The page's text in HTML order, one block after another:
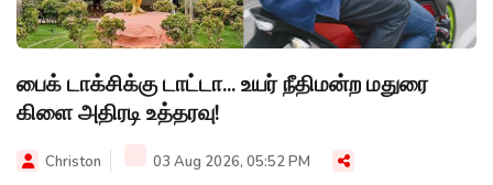
பைக் டாக்சிக்கு டாட்டா... உயர் நீதிமன்ற மதுரை
கிளை அதிரடி உத்தரவு!
Christon 03 Aug 2026, 05:52 PM